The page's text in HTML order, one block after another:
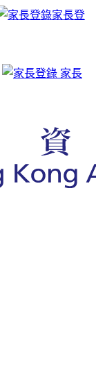
家長登
家長